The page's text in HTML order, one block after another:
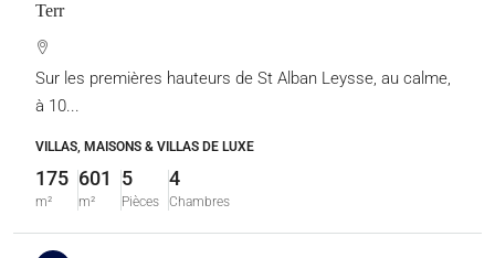
Terr
Sur les premières hauteurs de St Alban Leysse, au calme,
à 10...
VILLAS, MAISONS & VILLAS DE LUXE
175
m²
601
m²
5
Pièces
4
Chambres